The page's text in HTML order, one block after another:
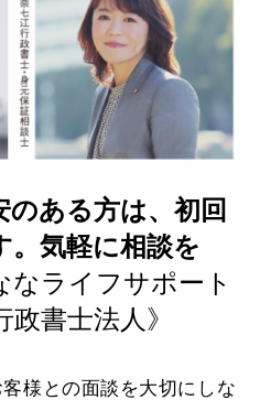
のある方は、初回
。気軽に相談を
なライフサポート
書士法人》
様との面談を大切にしな